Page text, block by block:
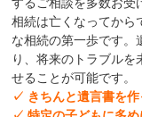
相続は亡くなってから
な相続の第一歩です。
り、将来のトラブルを
せることが可能です。
✓ きちんと遺言書を